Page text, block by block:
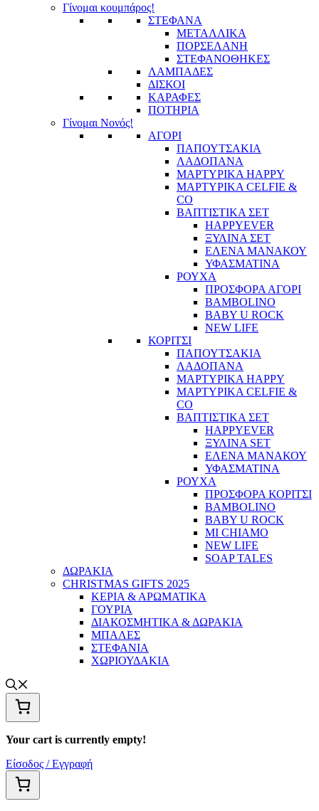
Γίνομαι κουμπάρος!
ΣΤΕΦΑΝΑ
ΜΕΤΑΛΛΙΚΑ
ΠΟΡΣΕΛΑΝΗ
ΣΤΕΦΑΝΟΘΗΚΕΣ
ΛΑΜΠΑΔΕΣ
ΔΙΣΚΟΙ
ΚΑΡΑΦΕΣ
ΠΟΤΗΡΙΑ
Γίνομαι Νονός!
ΑΓΟΡΙ
ΠΑΠΟΥΤΣΑΚΙΑ
ΛΑΔΟΠΑΝΑ
ΜΑΡΤΥΡΙΚΑ HAPPY
ΜΑΡΤΥΡΙΚΑ CELFIE &
CO
ΒΑΠΤΙΣΤΙΚΑ ΣΕΤ
HAPPYEVER
ΞΥΛΙΝΑ ΣΕΤ
ΕΛΕΝΑ ΜΑΝΑΚΟΥ
ΥΦΑΣΜΑΤΙΝΑ
ΡΟΥΧΑ
ΠΡΟΣΦΟΡΑ ΑΓΟΡΙ
BAMBOLINO
BABY U ROCK
NEW LIFE
ΚΟΡΙΤΣΙ
ΠΑΠΟΥΤΣΑΚΙΑ
ΛΑΔΟΠΑΝΑ
ΜΑΡΤΥΡΙΚΑ HAPPY
ΜΑΡΤΥΡΙΚΑ CELFIE &
CO
ΒΑΠΤΙΣΤΙΚΑ ΣΕΤ
HAPPYEVER
ΞΥΛΙΝΑ SET
ΕΛΕΝΑ ΜΑΝΑΚΟΥ
ΥΦΑΣΜΑΤΙΝΑ
ΡΟΥΧΑ
ΠΡΟΣΦΟΡΑ ΚΟΡΙΤΣΙ
BAMBOLINO
BABY U ROCK
MI CHIAMO
NEW LIFE
SOAP TALES
ΔΩΡΑΚΙΑ
CHRISTMAS GIFTS 2025
ΚΕΡΙΑ & ΑΡΩΜΑΤΙΚΑ
ΓΟΥΡΙΑ
ΔΙΑΚΟΣΜΗΤΙΚΑ & ΔΩΡΑΚΙΑ
ΜΠΑΛΕΣ
ΣΤΕΦΑΝΙΑ
ΧΩΡΙΟΥΔΑΚΙΑ
Your cart is currently empty!
Είσοδος / Εγγραφή